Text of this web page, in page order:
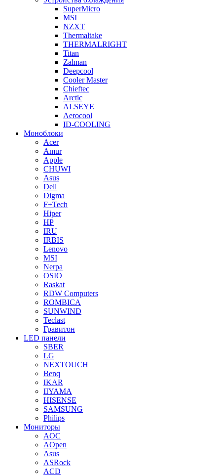
SuperMicro
MSI
NZXT
Thermaltake
THERMALRIGHT
Titan
Zalman
Deepcool
Cooler Master
Chieftec
Arctic
ALSEYE
Aerocool
ID-COOLING
Моноблоки
Acer
Amur
Apple
CHUWI
Asus
Dell
Digma
F+Tech
Hiper
HP
IRU
IRBIS
Lenovo
MSI
Nerpa
OSIO
Raskat
RDW Computers
ROMBICA
SUNWIND
Teclast
Гравитон
LED панели
SBER
LG
NEXTOUCH
Benq
IKAR
IIYAMA
HISENSE
SAMSUNG
Philips
Мониторы
AOC
AOpen
Asus
ASRock
ACD